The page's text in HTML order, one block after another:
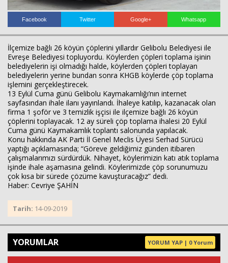
Facebook Twitter Google+ Whatsapp
İlçemize bağlı 26 köyün çöplerini yıllardır Gelibolu Belediyesi ile
Evreşe Belediyesi topluyordu. Köylerden çöpleri toplama işinin
belediyelerin işi olmadığı halde, köylerden çöpleri toplayan
belediyelerin yerine bundan sonra KHGB köylerde çöp toplama
işlemini gerçekleştirecek.
13 Eylül Cuma günü Gelibolu Kaymakamlığı’nın internet
sayfasından ihale ilanı yayınlandı. İhaleye katılıp, kazanacak olan
firma 1 şoför ve 3 temizlik işçisi ile ilçemize bağlı 26 köyün
çöplerini toplayacak. 12 ay süreli çöp toplama ihalesi 20 Eylül
Cuma günü Kaymakamlık toplantı salonunda yapılacak.
Konu hakkında AK Parti İl Genel Meclis Üyesi Serhad Sürücü
yaptığı açıklamasında; “Göreve geldiğimiz günden itibaren
çalışmalarımızı sürdürdük. Nihayet, köylerimizin katı atık toplama
işinde ihale aşamasına gelindi. Köylerimizde çöp sorunumuzu
çok kısa bir sürede çözüme kavuşturacağız” dedi.
Haber: Cevriye ŞAHİN
Tarih: 14-09-2019
YORUMLAR YORUM YAP | 0 Yorum